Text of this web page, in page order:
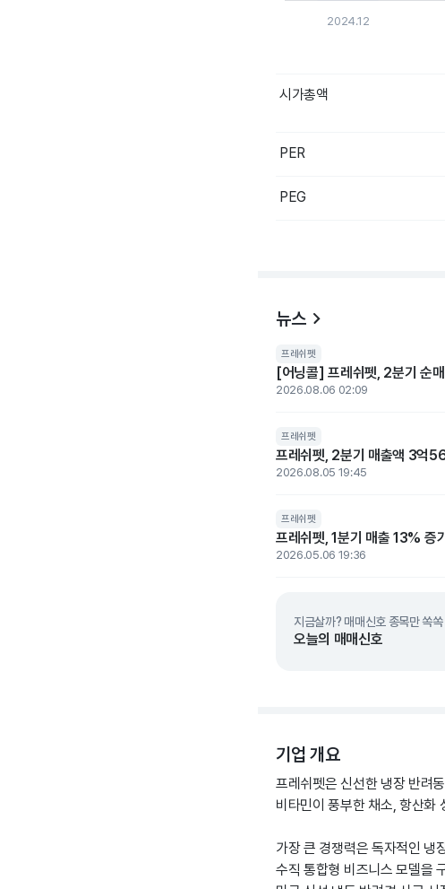
2024.12
시가총액
PER
PEG
뉴스
프레쉬펫
[어닝콜] 프레쉬펫, 2분기 순
2026.08.06 02:09
프레쉬펫
프레쉬펫, 2분기 매출액 3억
2026.08.05 19:45
프레쉬펫
프레쉬펫, 1분기 매출 13% 증
2026.05.06 19:36
지금살까? 매매신호 종목만 쏙쏙
오늘의 매매신호
기업 개요
프레쉬펫은 신선한 냉장 반려
비타민이 풍부한 채소, 항산화
가장 큰 경쟁력은 독자적인
수직 통합형 비즈니스 모델을